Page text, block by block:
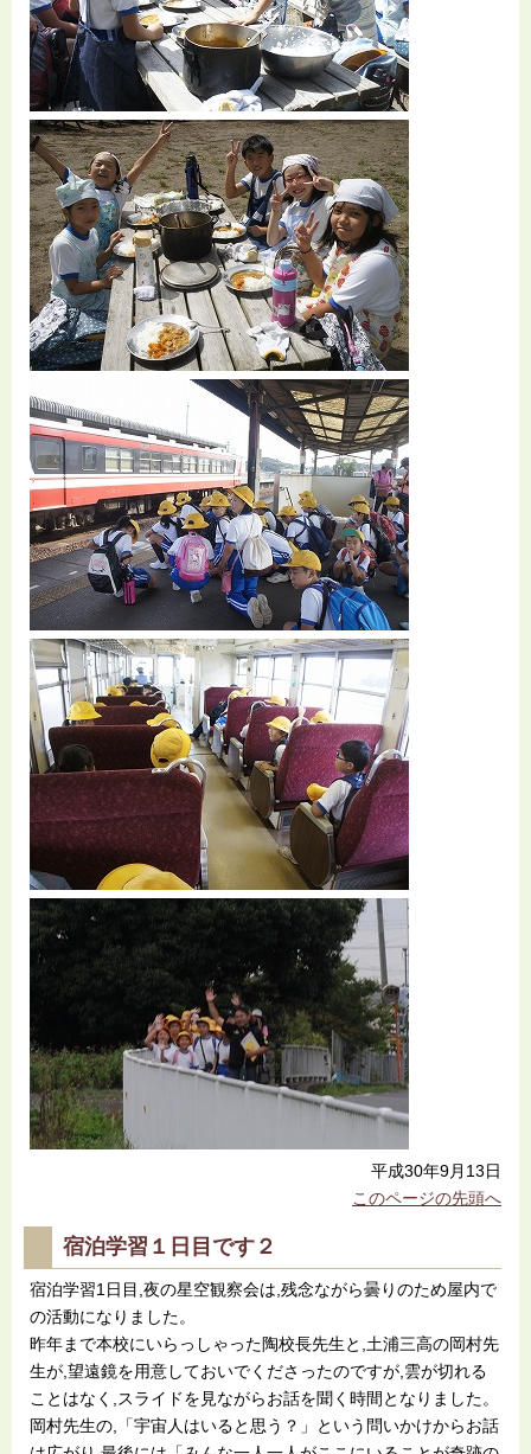
平成30年9月13日
このページの先頭へ
宿泊学習１日目です２
宿泊学習1日目,夜の星空観察会は,残念ながら曇りのため屋内で
の活動になりました。
昨年まで本校にいらっしゃった陶校長先生と,土浦三高の岡村先
生が,望遠鏡を用意しておいでくださったのですが,雲が切れる
ことはなく,スライドを見ながらお話を聞く時間となりました。
岡村先生の,「宇宙人はいると思う？」という問いかけからお話